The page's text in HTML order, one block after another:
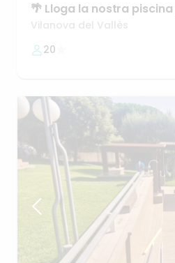
🌴 Lloga la nostra piscina
entorn rural! ☀️
Vilanova del Vallès
20